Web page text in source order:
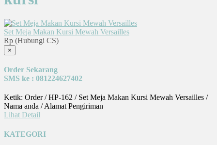
Set Meja Makan Kursi Mewah Versailles
Rp (Hubungi CS)
×
Order Sekarang
SMS ke : 081224627402
Ketik: Order / HP-162 / Set Meja Makan Kursi Mewah Versailles /
Nama anda / Alamat Pengiriman
Lihat Detail
KATEGORI